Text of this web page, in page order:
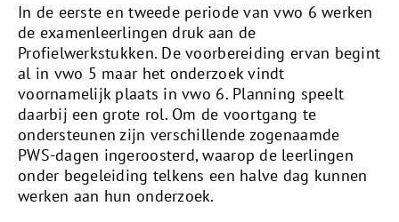
In de eerste en tweede periode van vwo 6 werken
de examenleerlingen druk aan de
Profielwerkstukken. De voorbereiding ervan begint
al in vwo 5 maar het onderzoek vindt
voornamelijk plaats in vwo 6. Planning speelt
daarbij een grote rol. Om de voortgang te
ondersteunen zijn verschillende zogenaamde
PWS-dagen ingeroosterd, waarop de leerlingen
onder begeleiding telkens een halve dag kunnen
werken aan hun onderzoek.